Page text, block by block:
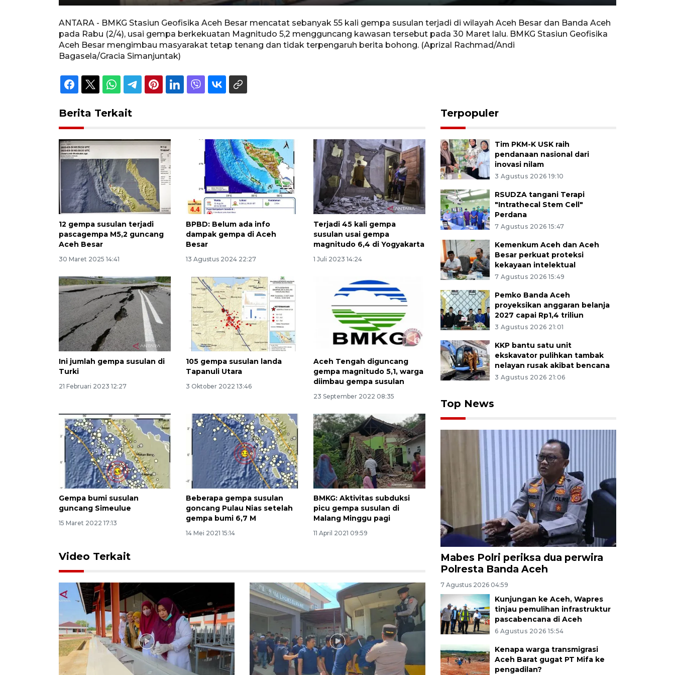
Unmute Play
Rewind
10s
Forward
10s
Settings
PIP Enter
fullscreen
ANTARA - BMKG Stasiun Geofisika Aceh Besar mencatat sebanyak 55 kali gempa susulan terjadi di wilayah Aceh Besar dan Banda Aceh
pada Rabu (2/4), usai gempa berkekuatan Magnitudo 5,2 mengguncang kawasan tersebut pada 30 Maret lalu. BMKG Stasiun Geofisika
Aceh Besar mengimbau masyarakat tetap tenang dan tidak terpengaruh berita bohong. (Aprizal Rachmad/Andi
Bagasela/Gracia Simanjuntak)
Berita Terkait
12 gempa susulan terjadi
pascagempa M5,2 guncang
Aceh Besar
30 Maret 2025 14:41
BPBD: Belum ada info
dampak gempa di Aceh
Besar
13 Agustus 2024 22:27
Terjadi 45 kali gempa
susulan usai gempa
magnitudo 6,4 di Yogyakarta
1 Juli 2023 14:24
Ini jumlah gempa susulan di
Turki
21 Februari 2023 12:27
105 gempa susulan landa
Tapanuli Utara
3 Oktober 2022 13:46
Aceh Tengah diguncang
gempa magnitudo 5,1, warga
diimbau gempa susulan
23 September 2022 08:35
Gempa bumi susulan
guncang Simeulue
15 Maret 2022 17:13
Beberapa gempa susulan
goncang Pulau Nias setelah
gempa bumi 6,7 M
14 Mei 2021 15:14
BMKG: Aktivitas subduksi
picu gempa susulan di
Malang Minggu pagi
11 April 2021 09:59
Video Terkait
Terpopuler
Tim PKM-K USK raih
pendanaan nasional dari
inovasi nilam
3 Agustus 2026 19:10
RSUDZA tangani Terapi
"Intrathecal Stem Cell"
Perdana
7 Agustus 2026 15:47
Kemenkum Aceh dan Aceh
Besar perkuat proteksi
kekayaan intelektual
7 Agustus 2026 15:49
Pemko Banda Aceh
proyeksikan anggaran belanja
2027 capai Rp1,4 triliun
3 Agustus 2026 21:01
KKP bantu satu unit
ekskavator pulihkan tambak
nelayan rusak akibat bencana
3 Agustus 2026 21:06
Top News
Mabes Polri periksa dua perwira
Polresta Banda Aceh
7 Agustus 2026 04:59
Kunjungan ke Aceh, Wapres
tinjau pemulihan infrastruktur
pascabencana di Aceh
6 Agustus 2026 15:54
Kenapa warga transmigrasi
Aceh Barat gugat PT Mifa ke
pengadilan?